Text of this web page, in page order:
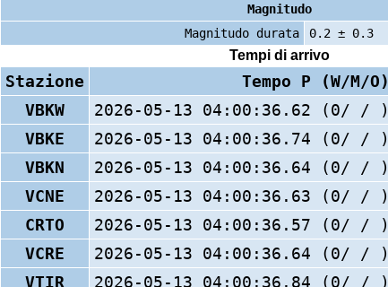
Magnitudo
Magnitudo durata
0.2 ± 0.3
Tempi di arrivo
Stazione Tempo P (W/M/O)
VBKW
2026-05-13 04:00:36.62 (0/ / )
VBKE
2026-05-13 04:00:36.74 (0/ / )
VBKN
2026-05-13 04:00:36.64 (0/ / )
VCNE
2026-05-13 04:00:36.63 (0/ / )
CRTO
2026-05-13 04:00:36.57 (0/ / )
VCRE
2026-05-13 04:00:36.64 (0/ / )
VTIR
2026-05-13 04:00:36.84 (0/ / )